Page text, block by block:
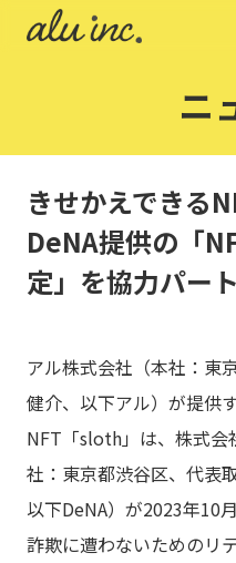
ニ
きせかえできる
DeNA提供の「
定」を協力パー
アル株式会社（本社：東
健介、以下アル）が提供
NFT「sloth」は、株式会
社：東京都渋谷区、代表
以下DeNA）が2023年10
詐欺に遭わないためのリ